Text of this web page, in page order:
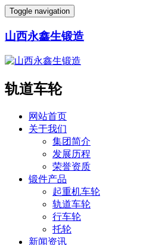
Toggle navigation
山西永鑫生锻造
轨道车轮
网站首页
关于我们
集团简介
发展历程
荣誉资质
锻件产品
起重机车轮
轨道车轮
行车轮
托轮
新闻资讯